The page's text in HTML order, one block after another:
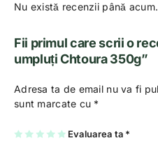
Nu există recenzii până acum.
Fii primul care scrii o
umpluți Chtoura 350g”
Adresa ta de email nu va fi
sunt marcate cu *
Evaluarea ta *
U 2 3
4 5